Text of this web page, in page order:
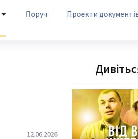
Поруч Проекти
12.06.2026